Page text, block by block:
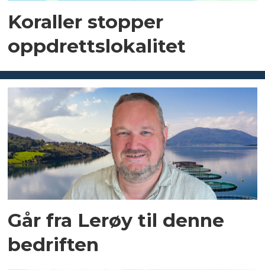
Koraller stopper
oppdrettslokalitet
Går fra Lerøy til denne
bedriften